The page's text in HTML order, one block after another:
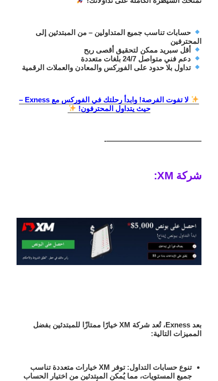
حسابات تناسب جميع المتداولين – من المبتدئين إلى
المحترفين
أقل سبريد ممكن لتحقيق أقصى ربح
دعم فني متواصل 24/7
بلغات متعددة
تداول بلا حدود على الفوركس والمعادن والعملات الرقمية
لا تفوت الفرصة! وابدأ رحلتك في الفوركس مع Exness –
حيث يتداول المحترفون!
—————————————-
شركة XM:
بعد Exness، تُعد شركة XM خيارًا ممتازًا للمبتدئين بفضل
المميزات التالية:
تنوع حسابات التداول:
توفر XM خيارات متعددة تناسب
جميع المستويات، مما يُمكن المبتدئين من اختيار الحساب